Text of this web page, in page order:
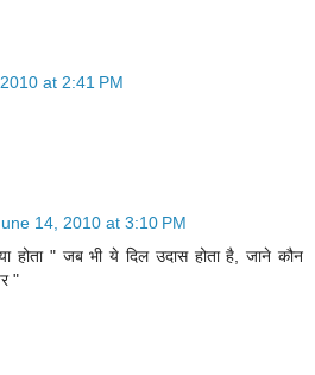
at 2:41 PM
14, 2010 at 3:10 PM
होता " जब भी ये दिल उदास होता है, जाने कौन
"